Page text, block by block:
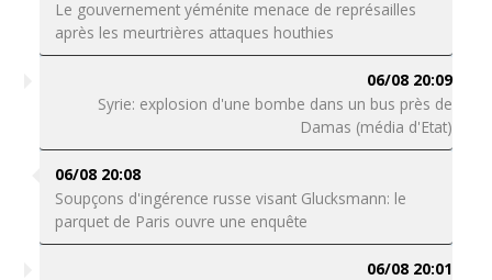
Le gouvernement yéménite menace de représailles
après les meurtrières attaques houthies
06/08 20:09
Syrie: explosion d'une bombe dans un bus près de
Damas (média d'Etat)
06/08 20:08
Soupçons d'ingérence russe visant Glucksmann: le
parquet de Paris ouvre une enquête
06/08 20:01